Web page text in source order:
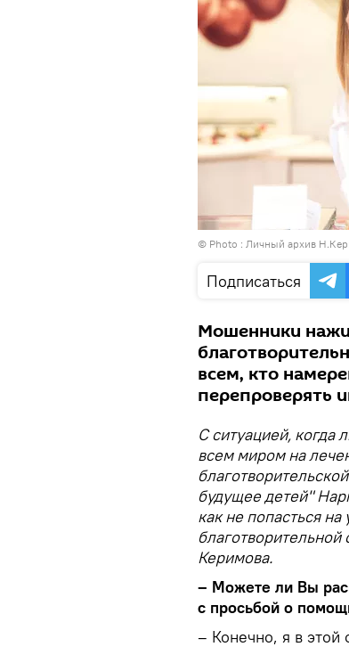
© Photo : Личный архив
Подписаться
Мошенники
всем, кто
перепроверять
С ситуацией, когда
всем миром на
будущее детей"
как не попасться
Керимова.
– Можете ли Вы
с просьбой о
– Конечно, я в этой